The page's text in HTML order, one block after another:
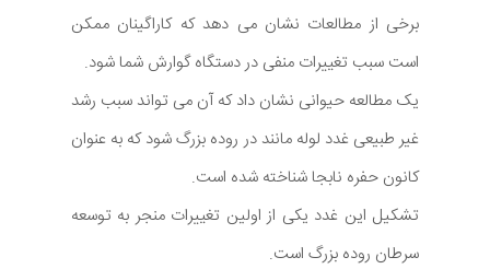
برخی از مطالعات نشان می دهد که کاراگینان ممکن
است سبب تغییرات منفی در دستگاه گوارش شما شود.
یک مطالعه حیوانی نشان داد که آن می تواند سبب رشد
غیر طبیعی غدد لوله مانند در روده بزرگ شود که به عنوان
کانون حفره نابجا شناخته شده است.
تشکیل این غدد یکی از اولین تغییرات منجر به توسعه
سرطان روده بزرگ است.